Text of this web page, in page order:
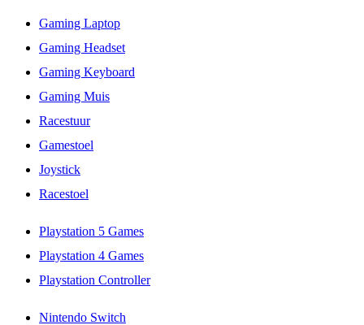
Gaming Laptop
Gaming Headset
Gaming Keyboard
Gaming Muis
Racestuur
Gamestoel
Joystick
Racestoel
Playstation 5 Games
Playstation 4 Games
Playstation Controller
Nintendo Switch